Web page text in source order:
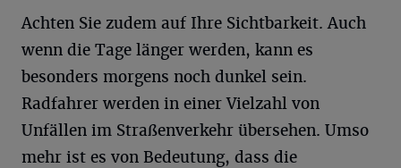
Achten Sie zudem auf Ihre Sichtbarkeit. Auch
wenn die Tage länger werden, kann es
besonders morgens noch dunkel sein.
Radfahrer werden in einer Vielzahl von
Unfällen im Straßenverkehr übersehen. Umso
mehr ist es von Bedeutung, dass die